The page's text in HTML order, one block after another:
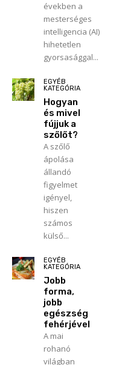
években a
mesterséges
intelligencia (AI)
hihetetlen
gyorsasággal...
EGYÉB
KATEGÓRIA
Hogyan
és mivel
fújjuk a
szőlőt?
A szőlő
ápolása
állandó
figyelmet
igényel,
hiszen
számos
külső...
EGYÉB
KATEGÓRIA
Jobb
forma,
jobb
egészség
fehérjével
A mai
rohanó
világban